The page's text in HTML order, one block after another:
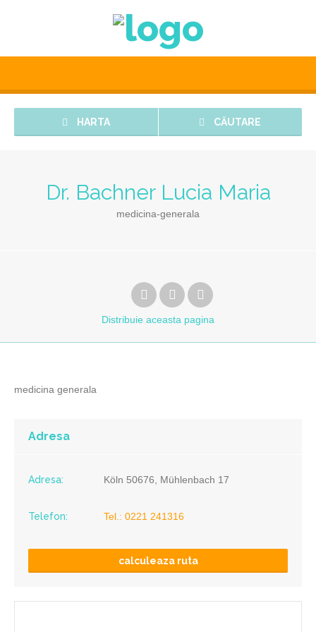
HARTA CĂUTARE
Dr. Bachner Lucia Maria
medicina-generala
Distribuie aceasta pagina
medicina generala
Adresa
Adresa: Köln 50676, Mühlenbach 17
Telefon: Tel.: 0221 241316
calculeaza ruta